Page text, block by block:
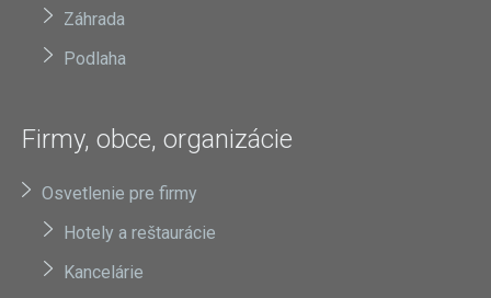
Záhrada
Podlaha
Firmy, obce, organizácie
Osvetlenie pre firmy
Hotely a reštaurácie
Kancelárie